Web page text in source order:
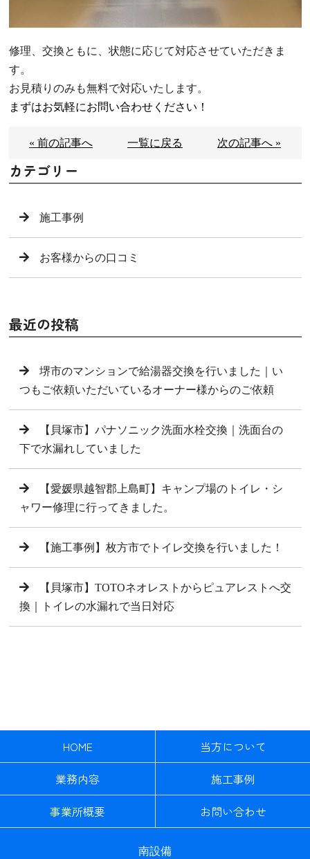
修理、交換ともに、状態に応じて対応させていただきま
す。
お見積りのみも無料で対応いたします。
まずはお気軽にお問い合わせください！
« 前の記事へ 一覧に戻る 次の記事へ »
カテゴリー
施工事例
お客様からの口コミ
最近の投稿
堺市のマンションで給湯器交換を行いました｜い
つもご依頼いただいているオーナー様からのご依頼
【貝塚市】パナソニック洗面水栓交換｜洗面台の
下で水漏れしていました
【愛媛県越智郡上島町】キャンプ場のトイレ・シ
ャワー修理に行ってきました。
【施工事例】枚方市でトイレ交換を行いました！
【貝塚市】TOTOネオレストからピュアレストへ交
換｜トイレの水漏れで当日対応
HOME
当方について
業務内容
施工事例
事業所概要
お問い合わせ
南設備